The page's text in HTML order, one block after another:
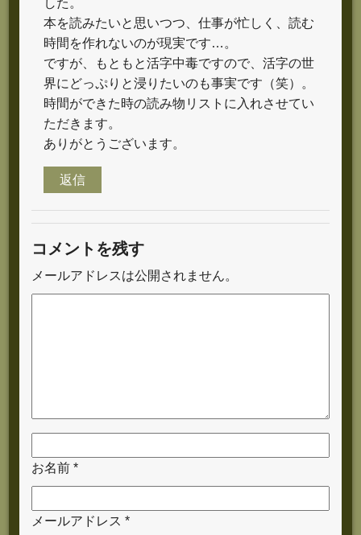
本を読みたいと思いつつ、仕事が忙しく、読む
時間を作れないのが現実です…。
ですが、もともと活字中毒ですので、活字の世
界にどっぷりと浸りたいのも事実です（笑）。
時間ができた時の読み物リストに入れさせてい
ただきます。
ありがとうございます。
返信
コメントを残す
メールアドレスは公開されません。
お名前 *
メールアドレス *